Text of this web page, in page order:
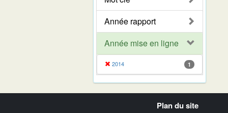
Année rapport
Année mise en ligne
2014 1
Plan du site